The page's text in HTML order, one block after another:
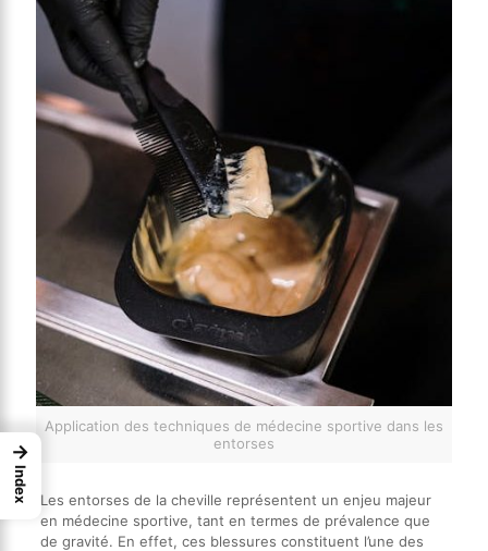
Application des techniques de médecine sportive dans les
entorses
Les entorses de la cheville représentent un enjeu majeur
en médecine sportive, tant en termes de prévalence que
de gravité. En effet, ces blessures constituent l’une des
→
Index